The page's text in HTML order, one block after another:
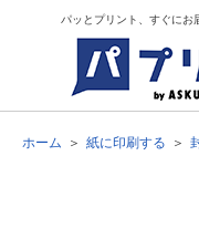
パッとプリント、すぐにお
ホーム 紙に印刷する